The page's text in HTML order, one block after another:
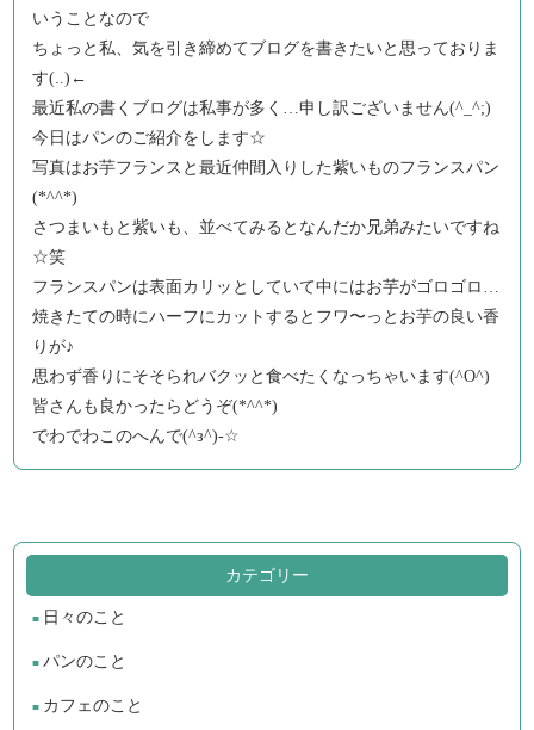
いうことなので
ちょっと私、気を引き締めてブログを書きたいと思っておりま
す(..)←
最近私の書くブログは私事が多く…申し訳ございません(^_^;)
今日はパンのご紹介をします☆
写真はお芋フランスと最近仲間入りした紫いものフランスパン
(*^^*)
さつまいもと紫いも、並べてみるとなんだか兄弟みたいですね
☆笑
フランスパンは表面カリッとしていて中にはお芋がゴロゴロ…
焼きたての時にハーフにカットするとフワ〜っとお芋の良い香
りが♪
思わず香りにそそられバクッと食べたくなっちゃいます(^O^)
皆さんも良かったらどうぞ(*^^*)
でわでわこのへんで(^з^)-☆
カテゴリー
日々のこと
パンのこと
カフェのこと